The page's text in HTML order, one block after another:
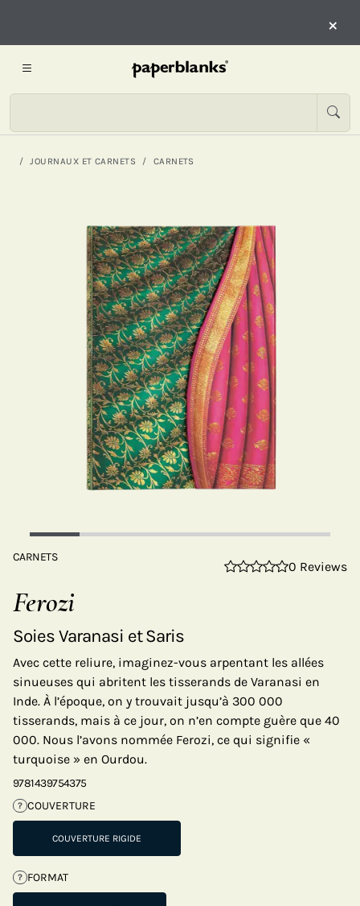
×
JOURNAUX ET CARNETS CARNETS
CARNETS
0 Reviews
Ferozi
Soies Varanasi et Saris
Avec cette reliure, imaginez-vous arpentant les allées
sinueuses qui abritent les tisserands de Varanasi en
Inde. À l’époque, on y trouvait jusqu’à 300 000
tisserands, mais à ce jour, on n’en compte guère que 40
000. Nous l’avons nommée Ferozi, ce qui signifie «
turquoise » en Ourdou.
9781439754375
? COUVERTURE
COUVERTURE RIGIDE
? FORMAT